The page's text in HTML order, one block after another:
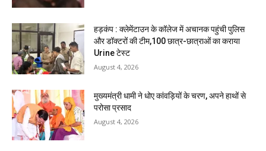
हड़कंप : क्लेमेंटाउन के कॉलेज में अचानक पहुंची पुलिस
और डॉक्टरों की टीम,100 छात्र-छात्राओं का कराया
Urine टेस्ट
August 4, 2026
मुख्यमंत्री धामी ने धोए कांवड़ियों के चरण, अपने हाथों से
परोसा प्रसाद
August 4, 2026